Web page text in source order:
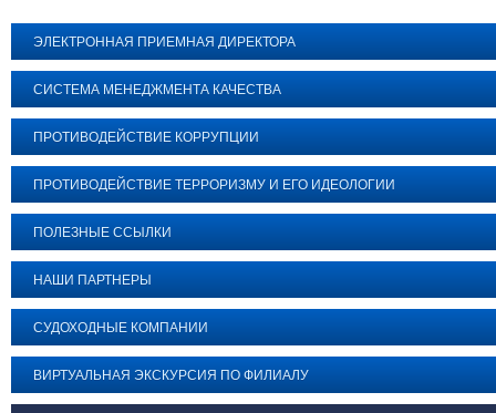
ЭЛЕКТРОННАЯ ПРИЕМНАЯ ДИРЕКТОРА
СИСТЕМА МЕНЕДЖМЕНТА КАЧЕСТВА
ПРОТИВОДЕЙСТВИЕ КОРРУПЦИИ
ПРОТИВОДЕЙСТВИЕ ТЕРРОРИЗМУ И ЕГО ИДЕОЛОГИИ
ПОЛЕЗНЫЕ ССЫЛКИ
НАШИ ПАРТНЕРЫ
СУДОХОДНЫЕ КОМПАНИИ
ВИРТУАЛЬНАЯ ЭКСКУРСИЯ ПО ФИЛИАЛУ